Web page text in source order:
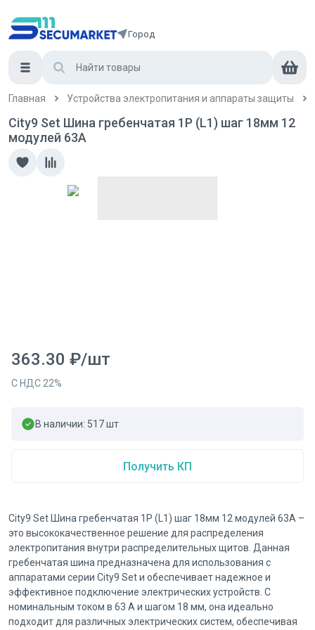
Город
Главная Устройства электропитания и аппараты защиты
City9 Set Шина гребенчатая 1P (L1) шаг 18мм 12
модулей 63А
363.30 ₽/шт
С НДС 22%
В наличии: 517шт
Получить КП
City9 Set Шина гребенчатая 1P (L1) шаг 18мм 12 модулей 63А –
это высококачественное решение для распределения
электропитания внутри распределительных щитов. Данная
гребенчатая шина предназначена для использования с
аппаратами серии City9 Set и обеспечивает надежное и
эффективное подключение электрических устройств. С
номинальным током в 63 А и шагом 18 мм, она идеально
подходит для различных электрических систем, обеспечивая